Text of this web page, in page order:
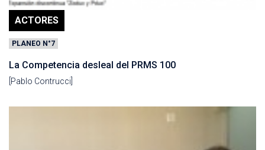
ACTORES
PLANEO N°7
La Competencia desleal del PRMS 100
[Pablo Contrucci]